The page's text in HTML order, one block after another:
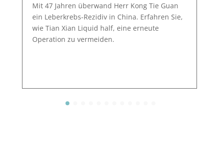
Mit 47 Jahren überwand Herr Kong Tie Guan
ein Leberkrebs-Rezidiv in China. Erfahren Sie,
wie Tian Xian Liquid half, eine erneute
Operation zu vermeiden.